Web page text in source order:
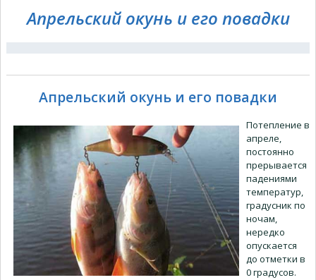
Апрельский окунь и его повадки
Апрельский окунь и его повадки
Потепление в
апреле,
постоянно
прерывается
падениями
температур,
градусник по
ночам,
нередко
опускается
до отметки в
0 градусов.